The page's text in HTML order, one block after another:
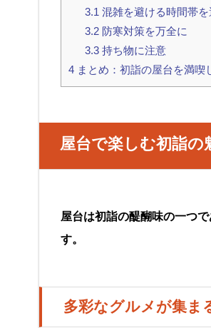
3.1 混雑を避ける時間帯を
3.2防寒対策を万全に
3.3持ち物に注意
4 まとめ：初詣の屋台を満喫
屋台で楽しむ初詣の
屋台は初詣の醍醐味の一つ
す。
多彩なグルメが集ま